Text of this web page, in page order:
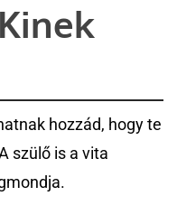
hozzád, hogy te
szülő is a vita